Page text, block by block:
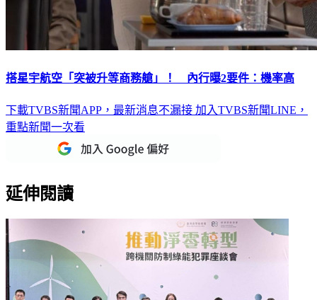
搭星宇航空「突被升等商務艙」！ 內行曝2要件：機率高
下載TVBS新聞APP，最新消息不漏接 加入TVBS新聞LINE，
重點新聞一次看
延伸閱讀